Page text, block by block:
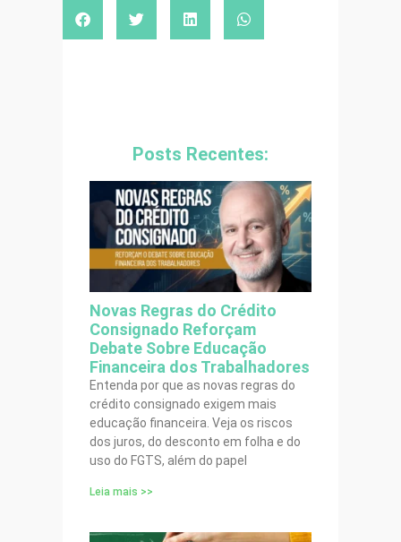
Posts Recentes:
Novas Regras do Crédito
Consignado Reforçam
Debate Sobre Educação
Financeira dos Trabalhadores
Entenda por que as novas regras do
crédito consignado exigem mais
educação financeira. Veja os riscos
dos juros, do desconto em folha e do
uso do FGTS, além do papel
Leia mais >>